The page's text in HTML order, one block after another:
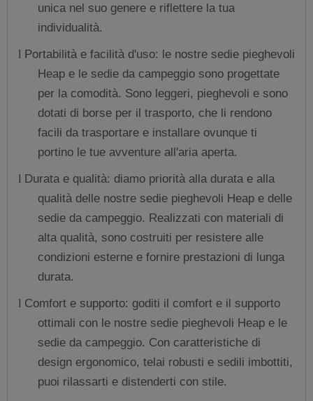
unica nel suo genere e riflettere la tua
individualità.
l Portabilità e facilità d'uso: le nostre sedie pieghevoli
Heap e le sedie da campeggio sono progettate
per la comodità. Sono leggeri, pieghevoli e sono
dotati di borse per il trasporto, che li rendono
facili da trasportare e installare ovunque ti
portino le tue avventure all'aria aperta.
l Durata e qualità: diamo priorità alla durata e alla
qualità delle nostre sedie pieghevoli Heap e delle
sedie da campeggio. Realizzati con materiali di
alta qualità, sono costruiti per resistere alle
condizioni esterne e fornire prestazioni di lunga
durata.
l Comfort e supporto: goditi il comfort e il supporto
ottimali con le nostre sedie pieghevoli Heap e le
sedie da campeggio. Con caratteristiche di
design ergonomico, telai robusti e sedili imbottiti,
puoi rilassarti e distenderti con stile.